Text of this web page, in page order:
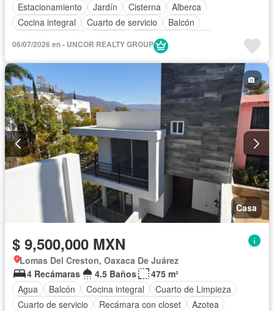
Estacionamiento
Jardín Cisterna
Alberca
Cocina integral
Cuarto de servicio
Balcón
Electricidad
Sin amueblar
06/07/2026 en - UNCOR REALTY GROUP
Casa
$ 9,500,000 MXN
Lomas Del Creston, Oaxaca De Juárez
4 Recámaras
4.5 Baños
475 m²
Agua
Balcón Cocina integral
Cuarto de Limpieza
Cuarto de servicio
Recámara con closet
Azotea